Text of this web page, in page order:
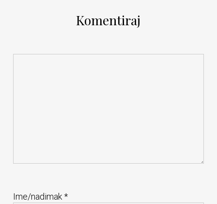
Komentiraj
Ime/nadimak*